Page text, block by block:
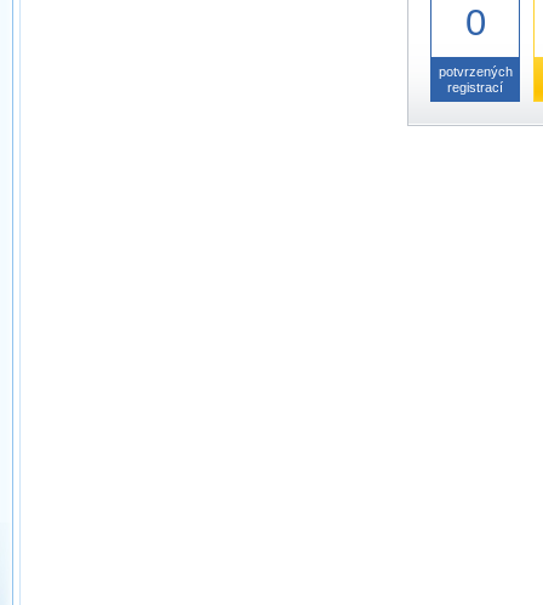
0
potvrzených
registrací